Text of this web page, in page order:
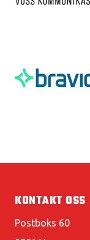
KONTAKT OSS
Postboks 60